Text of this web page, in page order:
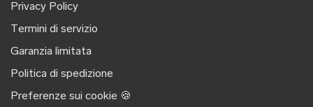
Privacy Policy
Termini di servizio
Garanzia limitata
Politica di spedizione
Preferenze sui cookie 🍪